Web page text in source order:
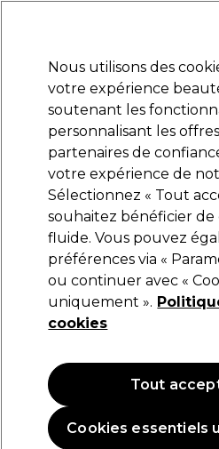
Marques Bons plans Coiffure
Livraison et
lire la
OPI Nature Strong
Cuticules 7ml
17,50 €
OFFRE
Nous utilisons des
votre expérience
soutenant les
personnalisant les
partenaires de
votre expérience de
Sélectionnez « Tout
souhaitez bénéficier
fluide. Vous pouvez
préférences via «
ou continuer avec «
uniquement ».
cookies
Cookies essentiels
Tout